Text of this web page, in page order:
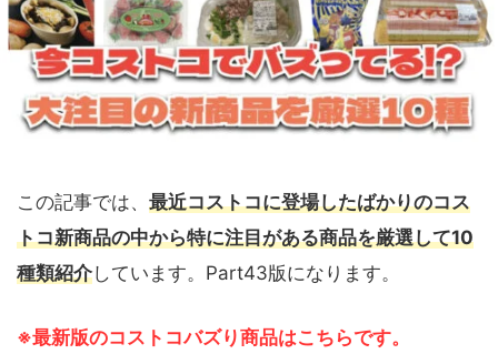
この記事では、 最近コストコに登場したばかりのコス
トコ新商品の中から特に注目がある商品を厳選して10
種類紹介しています。Part43版になります。
※最新版のコストコバズり商品はこちらです。